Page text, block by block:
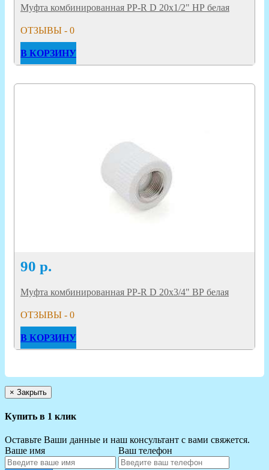
Муфта комбинированная PP-R D 20х1/2" НР белая
ОТЗЫВЫ - 0
В КОРЗИНУ
90 р.
Муфта комбинированная PP-R D 20х3/4" ВР белая
ОТЗЫВЫ - 0
В КОРЗИНУ
× Закрыть
Купить в 1 клик
Оставьте Ваши данные и наш консультант с вами свяжется.
Ваше имя
Ваш телефон